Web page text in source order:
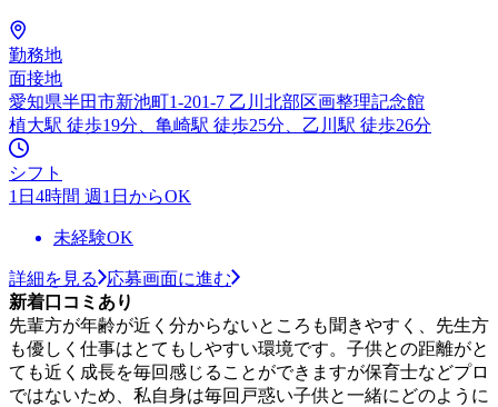
勤務地
面接地
愛知県半田市新池町1-201-7 乙川北部区画整理記念館
植大駅 徒歩19分、亀崎駅 徒歩25分、乙川駅 徒歩26分
シフト
1日4時間 週1日からOK
未経験OK
詳細を見る
応募画面に進む
新着口コミあり
先輩方が年齢が近く分からないところも聞きやすく、先生方
も優しく仕事はとてもしやすい環境です。子供との距離がと
ても近く成長を毎回感じることができますが保育士などプロ
ではないため、私自身は毎回戸惑い子供と一緒にどのように